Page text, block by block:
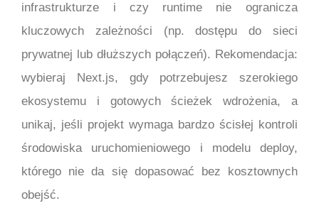
infrastrukturze i czy runtime nie ogranicza
kluczowych zależności (np. dostępu do sieci
prywatnej lub dłuższych połączeń). Rekomendacja:
wybieraj Next.js, gdy potrzebujesz szerokiego
ekosystemu i gotowych ścieżek wdrożenia, a
unikaj, jeśli projekt wymaga bardzo ścisłej kontroli
środowiska uruchomieniowego i modelu deploy,
którego nie da się dopasować bez kosztownych
obejść.